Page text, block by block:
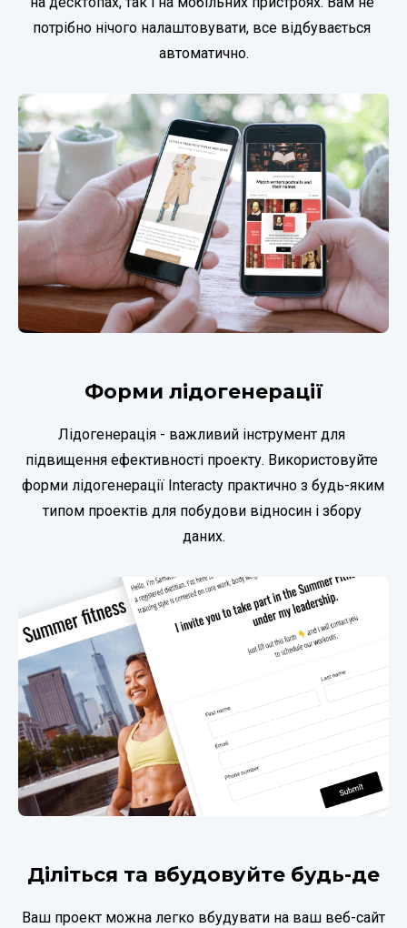
потрібно нічого налаштовувати, все відбувається
автоматично.
Форми лідогенерації
Лідогенерація - важливий інструмент для
підвищення ефективності проекту. Використовуйте
форми лідогенерації Interacty практично з будь-яким
типом проектів для побудови відносин і збору
даних.
Діліться та вбудовуйте будь-де
Ваш проект можна легко вбудувати на ваш веб-сайт